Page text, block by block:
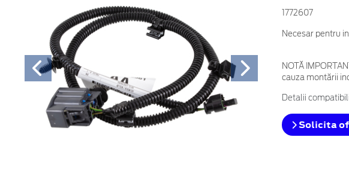
1772607
Necesar pentru
NOTĂ
cauza montării
Detalii
Solicita